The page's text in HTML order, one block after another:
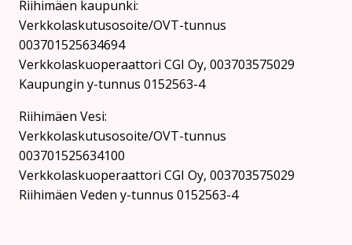
Riihimäen kaupunki:
Verkkolaskutusosoite/OVT-tunnus
003701525634694
Verkkolaskuoperaattori CGI Oy, 003703575029
Kaupungin y-tunnus 0152563-4
Rii­hi­mäen Vesi:
Verkkolaskutusosoite/OVT-tunnus
003701525634100
Verkkolaskuoperaattori CGI Oy, 003703575029
Riihimäen Veden y-tunnus 0152563-4